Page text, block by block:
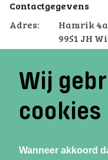
Wij
cookies
Wanneer akkoord
Contactgegevens
Adres:
Hamrik 4a
9951 JH
Email: